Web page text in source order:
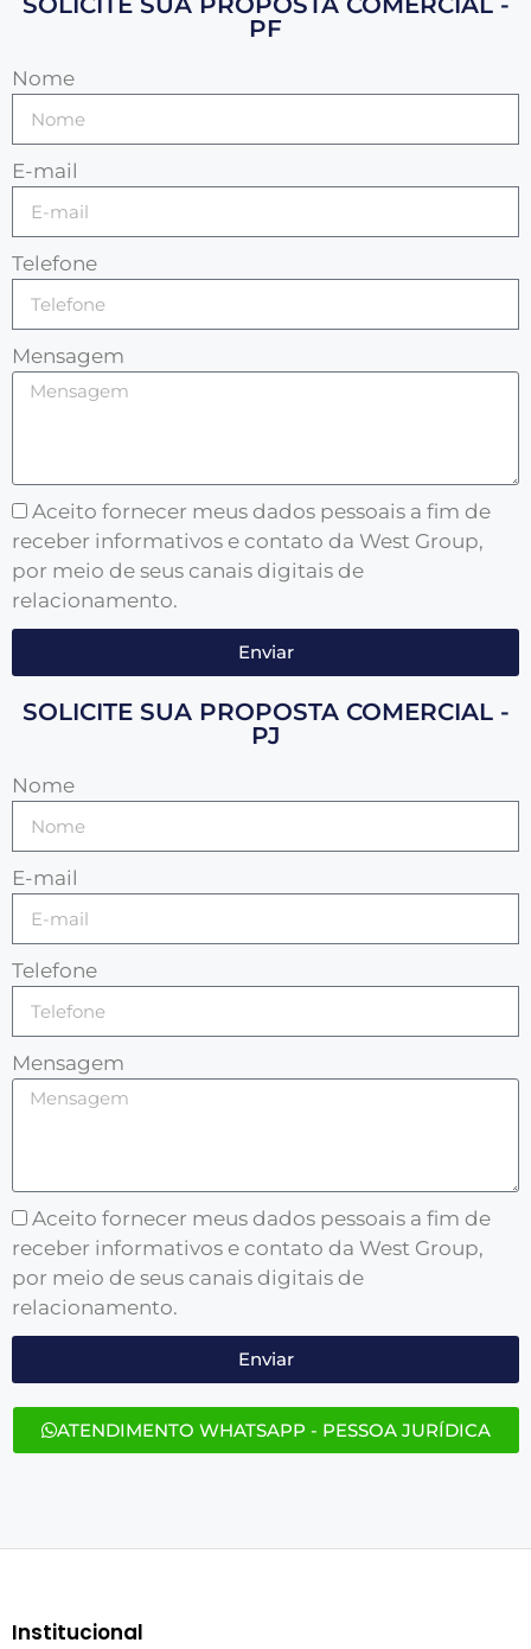
PF
Nome
E-mail
Telefone
Mensagem
Aceito fornecer meus dados pessoais a fim de
receber informativos e contato da West Group,
por meio de seus canais digitais de
relacionamento.
Enviar
SOLICITE SUA PROPOSTA COMERCIAL -
PJ
Nome
E-mail
Telefone
Mensagem
Aceito fornecer meus dados pessoais a fim de
receber informativos e contato da West Group,
por meio de seus canais digitais de
relacionamento.
Enviar
ATENDIMENTO WHATSAPP - PESSOA JURÍDICA
Institucional